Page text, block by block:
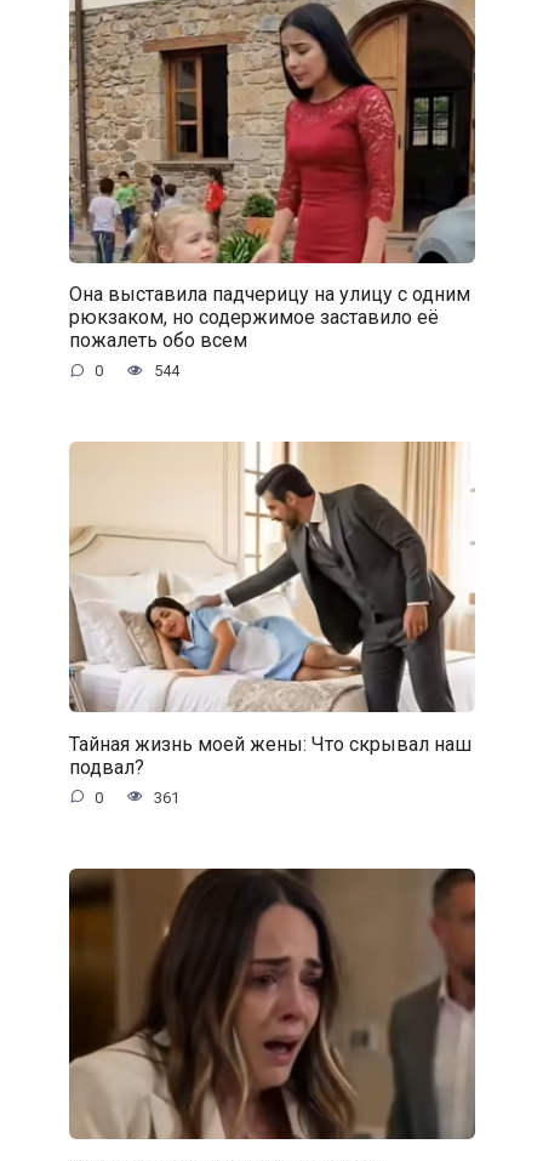
Она выставила падчерицу на улицу с одним
рюкзаком, но содержимое заставило её
пожалеть обо всем
0 544
Тайная жизнь моей жены: Что скрывал наш
подвал?
0 361